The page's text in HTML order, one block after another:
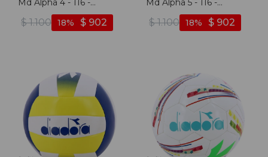
Md Alpha 4 - 116 -
Blanco-azul
$ 1.100 $ 902
18
Md Alpha 5 - 116 -
Blanco-azul
$ 1.100 $ 902
18